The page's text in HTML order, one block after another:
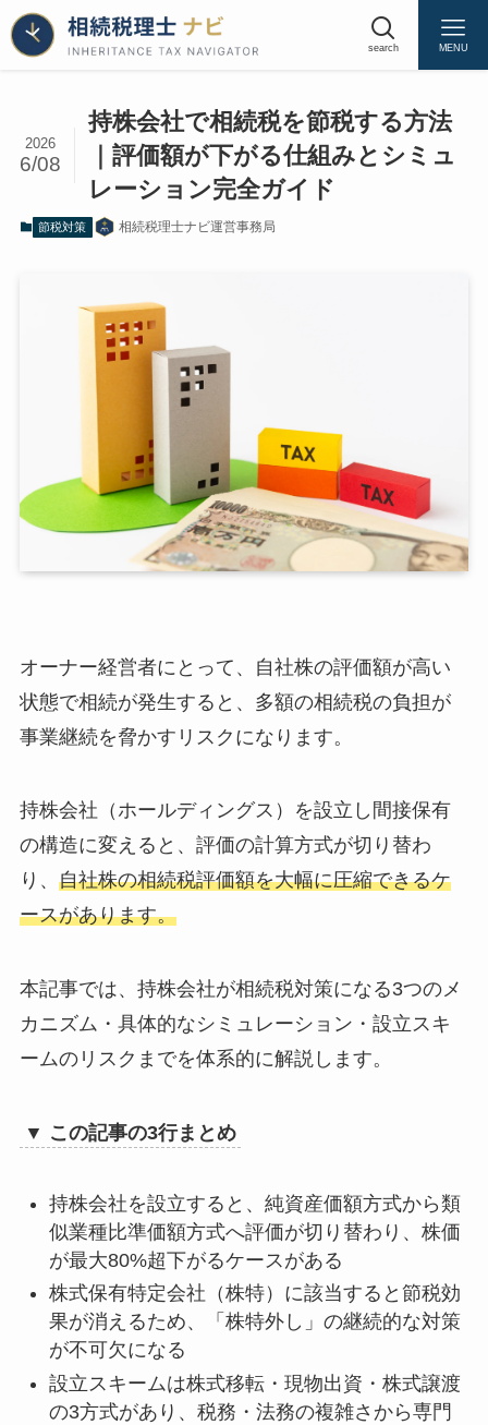
search MENU
持株会社で相続税を節税する方法
｜評価額が下がる仕組みとシミュ
レーション完全ガイド
2026
6/08
節税対策 相続税理士ナビ運営事務局
オーナー経営者にとって、自社株の評価額が高い
状態で相続が発生すると、多額の相続税の負担が
事業継続を脅かすリスクになります。
持株会社（ホールディングス）を設立し間接保有
の構造に変えると、評価の計算方式が切り替わ
り、 自社株の相続税評価額を大幅に圧縮できるケ
ースがあります。
本記事では、持株会社が相続税対策になる3つのメ
カニズム・具体的なシミュレーション・設立スキ
ームのリスクまでを体系的に解説します。
▼ この記事の3行まとめ
持株会社を設立すると、純資産価額方式から類
似業種比準価額方式へ評価が切り替わり、株価
が最大80%超下がるケースがある
株式保有特定会社（株特）に該当すると節税効
果が消えるため、「株特外し」の継続的な対策
が不可欠になる
設立スキームは株式移転・現物出資・株式譲渡
の3方式があり、税務・法務の複雑さから専門
持株会社が相続税対策になる3つのメカニズム
メカニズム1｜法人税等相当額37%控除で純
資産価額を圧縮する
メカニズム3｜間接保有への転換でダブル圧
縮を実現する
数値シミュレーション｜3つのケースで節税額
を比較する
ケース1｜対策なし・直接保有の場合（子2
人納税額 約6,555万円）
ケース2｜持株会社設立・中会社（折衷評価
L=0.75）の場合（子2人納税額 約2,422万
円）
ケース3｜株特外し完了・大会社（類似業種
方法
株特1｜株式保有特定会社の定義と判定基準
株特2｜株特外しの4つの手法と実施タイム
断基準
持株会社の設立スキーム3方式｜税務・法務の
比較
方式2｜現物出資スキーム
費用対効果の検証｜持株会社スキームが有利
な規模と条件
コスト1｜初期費用とランニングコストの試
模の目安
持株会社スキームこそ早めに税理士へ相談す
べき理由
相談すべき理由｜持株会社スキーム特有の
複雑さ
相談するメリット｜税負担軽減と安心感
相談しなかった場合のリスク
費用対効果の試算｜税理士報酬 vs 節税・リ
スク回避効果